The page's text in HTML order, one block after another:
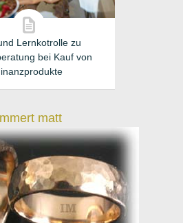
Lernkotrolle zu
bei Kauf von
matt